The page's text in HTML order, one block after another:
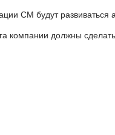
CM будут развиваться
компании должны